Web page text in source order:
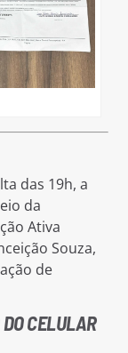
das 19h, a
da
Ativa
Souza,
de
CELULAR